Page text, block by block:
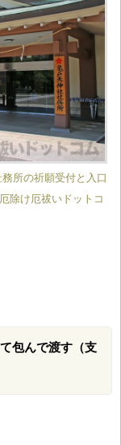
所の祈願受付と入口
除け厄祓いドットコ
包んで渡す（支